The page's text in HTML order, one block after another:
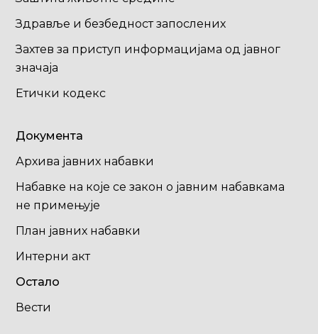
Здравље и безбедност запослених
Захтев за приступ информацијама од јавног
значаја
Етички кодекс
Документа
Архива јавних набавки
Набавке на које се закон о јавним набавкама
не примењује
План јавних набавки
Интерни акт
Остало
Вести